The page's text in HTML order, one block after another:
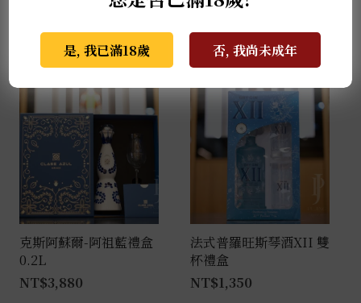
推薦商品
克斯阿蘇爾-阿祖藍禮盒
0.2L
NT$3,880
法式普羅旺斯琴酒XII 雙
杯禮盒
NT$1,350
是, 我已滿18歲 否, 我尚未成年